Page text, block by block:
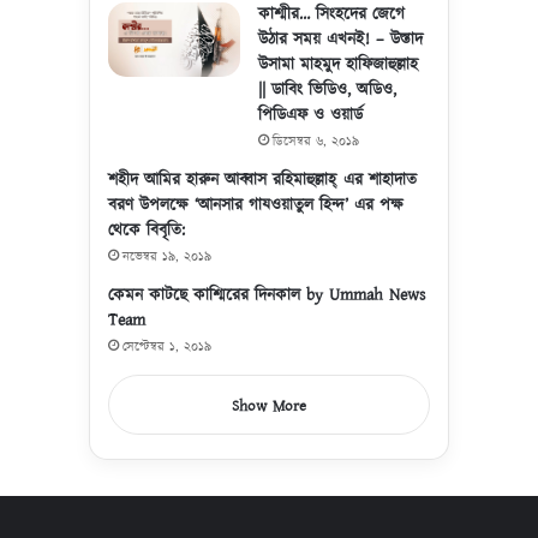
কাশ্মীর… সিংহদের জেগে
উঠার সময় এখনই! – উস্তাদ
উসামা মাহমুদ হাফিজাহুল্লাহ
|| ডাবিং ভিডিও, অডিও,
পিডিএফ ও ওয়ার্ড
ডিসেম্বর ৬, ২০১৯
শহীদ আমির হারুন আব্বাস রহিমাহুল্লাহ্ এর শাহাদাত
বরণ উপলক্ষে ‘আনসার গাযওয়াতুল হিন্দ’ এর পক্ষ
থেকে বিবৃতি:
নভেম্বর ১৯, ২০১৯
কেমন কাটছে কাশ্মিরের দিনকাল by Ummah News
Team
সেপ্টেম্বর ১, ২০১৯
Show More